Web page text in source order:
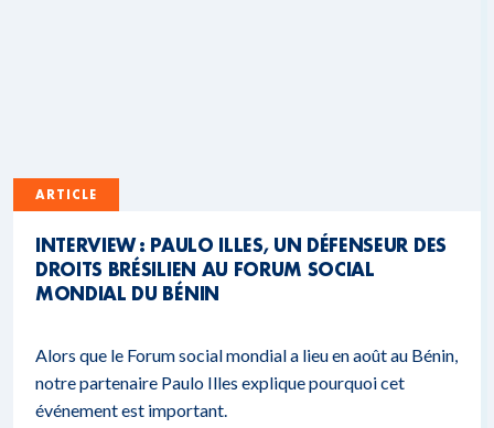
ARTICLE
INTERVIEW : PAULO ILLES, UN DÉFENSEUR DES
DROITS BRÉSILIEN AU FORUM SOCIAL
MONDIAL DU BÉNIN
Alors que le Forum social mondial a lieu en août au Bénin,
notre partenaire Paulo Illes explique pourquoi cet
événement est important.